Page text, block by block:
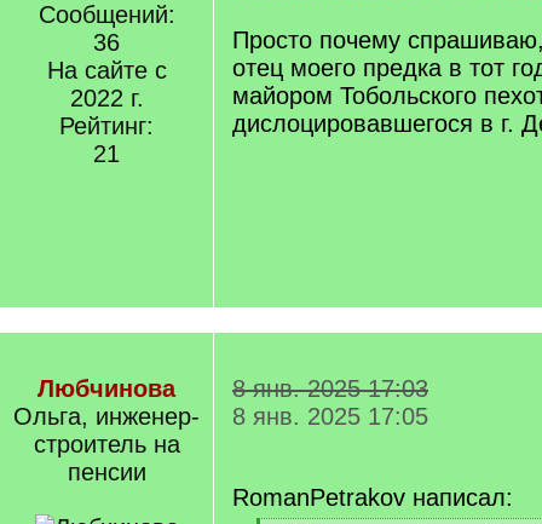
Сообщений:
36
На сайте с
2022 г.
Рейтинг:
21
Просто почему
отец моего предка в тот
майором Тобольского
дислоцировавшегося в г.
Любчинова
Ольга, инженер-
строитель на
пенсии
8 янв. 2025 17:03
8 янв. 2025 17:05
RomanPetrakov написал: